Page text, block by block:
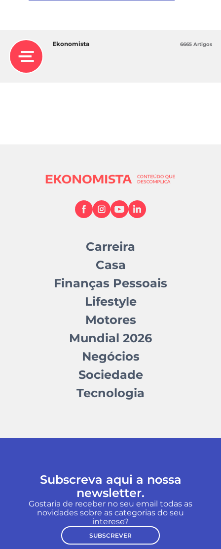
Ekonomista 6665 Artigos
Carreira
Casa
Finanças Pessoais
Lifestyle
Motores
Mundial 2026
Negócios
Sociedade
Tecnologia
Subscreva aqui a nossa
newsletter.
Gostaria de receber no seu email todas as
novidades sobre as categorias do seu
interese?
SUBSCREVER